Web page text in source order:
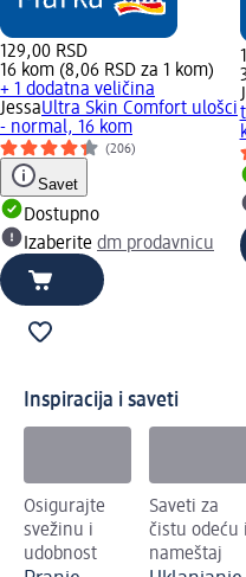
129,00 RSD
16 kom (8,06 RSD za 1 kom)
+ 1 dodatna veličina
JessaUltra Skin Comfort ulošci
- normal, 16 kom
(206)
Savet
Dostupno
Izaberite dm prodavnicu
Inspiracija i saveti
Osigurajte
svežinu i
udobnost
Saveti za
čistu odeću i
nameštaj